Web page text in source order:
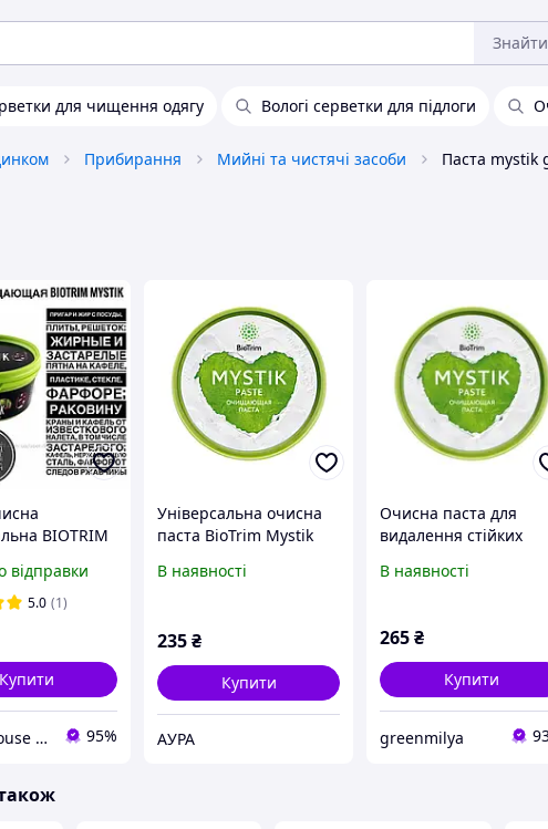
Знайти
для чищення одягу Вологі серветки для підлоги
Прибирання Мийні та чистячі засоби Паста mystik
BIOTRIM
GreenWay
відправки
5.0 (1)
Купити
Green House - магазин товарів для здоров'я та краси 95%
Універсальна очисна
паста BioTrim Mystik
забруднень,
В наявності
235₴
Купити
АУРА
Очисна паста для
видалення стійких
Mystik, greenway Код/
В наявності
265₴
Купити
greenmilya